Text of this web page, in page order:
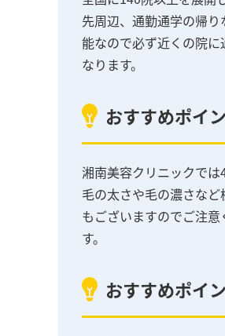
先周辺、通勤通学の帰
能なので必ず近くの院
なります。
おすすめポイ
湘南美容クリニックで
毛の太さや毛の濃さな
もございますのでご注
す。
おすすめポイ